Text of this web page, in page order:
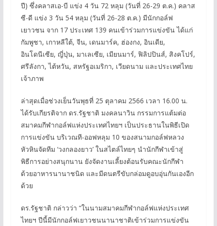
ปี) ซึ่งคลาสเอ-บี แข่ง 4 วัน 72 หลุม (วันที่ 26-29 ต.ค.) คลาส
ซี-ดี แข่ง 3 วัน 54 หลุม (วันที่ 26-28 ต.ค.) มีนักกอล์ฟ
เยาวชน จาก 17 ประเทศ 139 คนเข้าร่วมการแข่งขัน ได้แก่
กัมพูชา, เกาหลีใต้, จีน, เดนมาร์ค, ฮ่องกง, อินเดีย,
อินโดนีเซีย, ญี่ปุ่น, มาเลเซีย, เมียนมาร์, ฟิลิปปินส์, สิงคโปร์,
ศรีลังกา, ไต้หวัน, สหรัฐอเมริกา, เวียดนาม และประเทศไทย
เจ้าภาพ
ล่าสุดเมื่อช่วงเย็นวันพุธที่ 25 ตุลาคม 2566 เวลา 16.00 น.
ได้รับเกียรติจาก ดร.รัฐชาติ มงคลนาวิน กรรมการแต้มต่อ
สมาคมกีฬากอล์ฟแห่งประเทศไทยฯ เป็นประธานในพิธีเปิด
การแข่งขัน บริเวณที-ออฟหลุม 10 ของสนามกอล์ฟหลวง
หัวหินจัดทีม ‘วงกลองยาว’ ในสไตล์ไทยๆ นำนักกีฬาเข้าสู่
พิธีการอย่างสนุกนาน ยังจัดงานเลี้ยงต้อนรับคณะนักกีฬา
ด้วยอาหารนานาชนิด และมีดนตรีขับกล่อมดูอบอุ่นกันเองอีก
ด้วย
ดร.รัฐชาติ กล่าวว่า “ในนามสมาคมกีฬากอล์ฟแห่งประเทศ
ไทยฯ ปีนี้มีนักกอล์ฟเยาวชนนานาชาติเข้าร่วมการแข่งขัน